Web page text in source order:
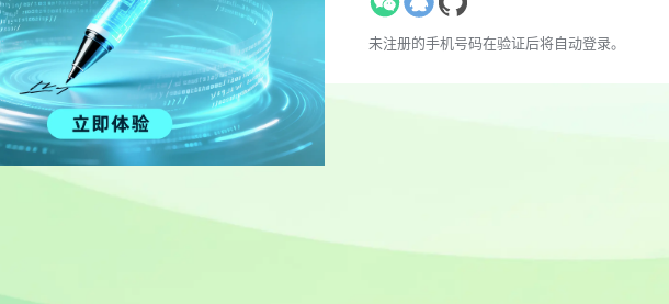
未注册的手机号码在验证后将自动登录。